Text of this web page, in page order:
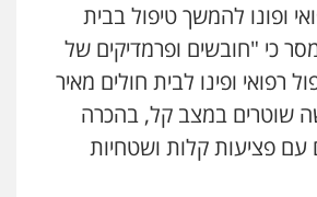
כרמלי – חברת עו"ד
כלכלי עורכי דין לענייני אסירים
זהבי משרד עורכי דין
ופונו להמשך טיפול בבית
כי "חובשים ופרמדיקים של
רפואי ופינו לבית חולים מאיר
שוטרים במצב קל, בהכרה
פציעות קלות ושטחיות